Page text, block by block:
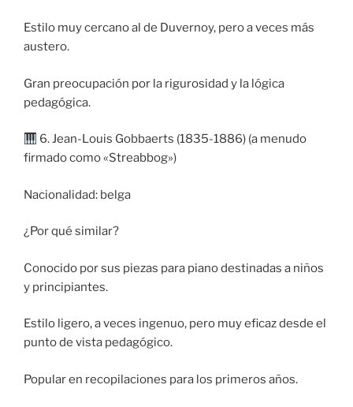
Estilo muy cercano al de Duvernoy, pero a veces más
austero.
Gran preocupación por la rigurosidad y la lógica
pedagógica.
6. Jean-Louis Gobbaerts (1835-1886) (a menudo
firmado como «Streabbog»)
Nacionalidad: belga
¿Por qué similar?
Conocido por sus piezas para piano destinadas a niños
y principiantes.
Estilo ligero, a veces ingenuo, pero muy eficaz desde el
punto de vista pedagógico.
Popular en recopilaciones para los primeros años.